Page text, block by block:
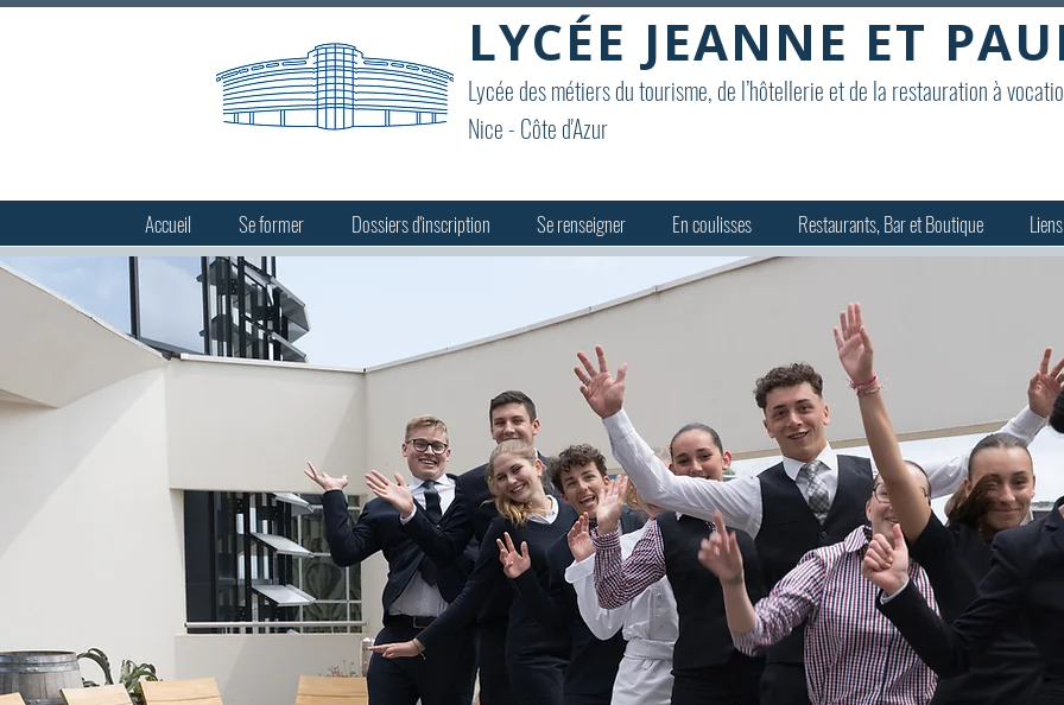
LYCÉE JEANNE ET
Lycée des métiers du tourisme, de l’hôtellerie et de la restauration à
Nice - Côte d'Azur
Accueil Se former Dossiers d'inscription Se renseigner En coulisses Restaurants, Bar et Boutique